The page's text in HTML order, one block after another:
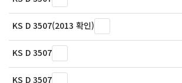
KS D 3507(2013 확인)
KS D 3507
KS D 3507